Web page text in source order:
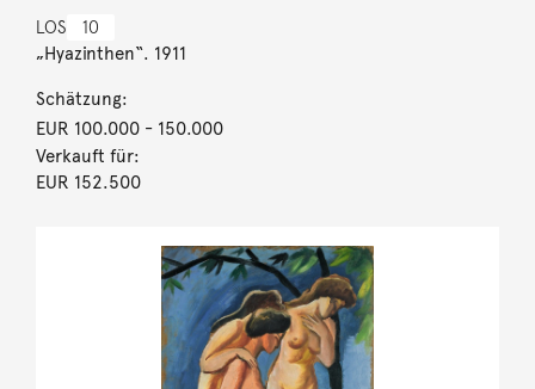
LOS 10
„Hyazinthen“. 1911
Schätzung:
EUR 100.000- 150.000
Verkauft für:
EUR 152.500